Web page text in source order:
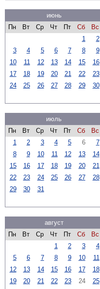
июнь
Пн
Вт Ср Чт Пт Сб
Вс
1
2
3
4 5 6 7 8
9
10
11 12 13 14 15
16
17
18 19 20 21 22
23
24
25 26 27 28 29 30
июль
Пн
Вт Ср Чт Пт Сб
Вс
1
2 3 4 5 6
7
8
9 10 11 12 13
14
15
16 17 18 19 20
21
22
23 24 25 26 27
28
29
30 31
август
Пн
Вт Ср Чт Пт Сб
Вс
1
2 3
4
5
6 7 8 9 10
11
12
13 14 15 16 17
18
19
20 21 22 23 24
25